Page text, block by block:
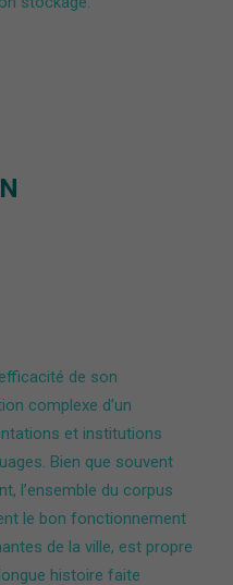
de son
complexe d’un
et institutions
Bien que souvent
l’ensemble du corpus
le bon fonctionnement
de la ville, est propre
histoire faite